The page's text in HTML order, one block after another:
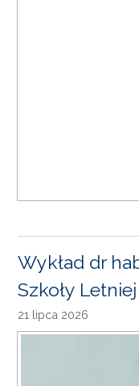
Wykład dr
Szkoły Letniej
21 lipca 2026